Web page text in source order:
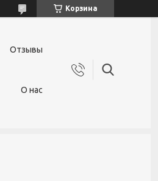
Корзина
Отзывы
О нас